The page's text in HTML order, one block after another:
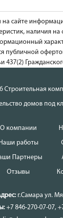
на сайте
наличия на
публичной
437(2)
Строительная
домов под
О компании
работы
Партнеры
Отзывы
г.Самара ул.
+7 846-270-07-07,